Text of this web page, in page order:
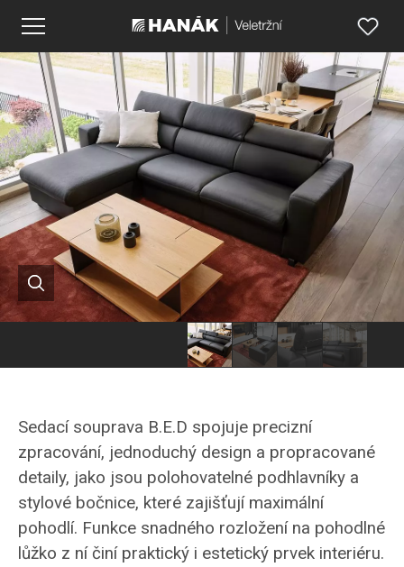
Sedací souprava B.E.D spojuje precizní
zpracování, jednoduchý design a propracované
detaily, jako jsou polohovatelné podhlavníky a
stylové bočnice, které zajišťují maximální
pohodlí. Funkce snadného rozložení na pohodlné
lůžko z ní činí praktický i estetický prvek interiéru.